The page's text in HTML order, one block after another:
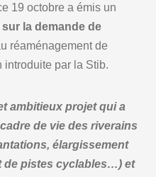
19 octobre a émis un
la demande de
réaménagement de
introduite par la Stib.
ambitieux projet qui a
de vie des riverains
élargissement
de pistes cyclables…) et